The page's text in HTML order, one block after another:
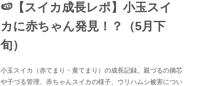
🍉【スイカ成長レポ】小玉スイ
カに赤ちゃん発見！？（5月下
旬）
小玉スイカ（赤てまり・黄てまり）の成長記録。親づるの摘芯
や子づる管理、赤ちゃんスイカの様子、ウリハムシ被害につい